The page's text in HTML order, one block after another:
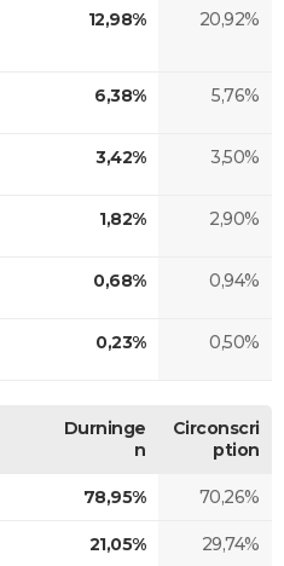
12,98% 20,92%
6,38% 5,76%
3,42% 3,50%
1,82% 2,90%
0,68% 0,94%
0,23% 0,50%
Durninge
n
Circonscri
ption
78,95% 70,26%
21,05% 29,74%